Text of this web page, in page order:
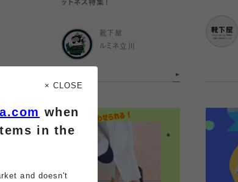
ットネス特集！
靴下屋
ルミネ立川
× CLOSE
when
in the
and doesn't